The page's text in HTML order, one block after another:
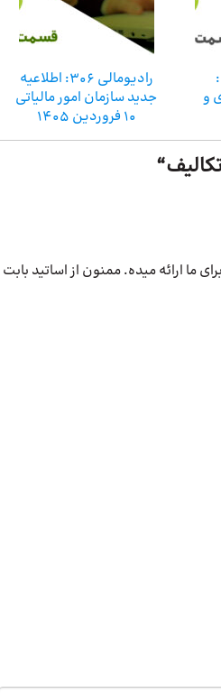
رادیو مالی 305:
و
رادیومالی 306: اطلاعیه
جدید سازمان امور مالیاتی
10 فروردین 1405
“
ارائه میده. ممنون از اساتید بابت